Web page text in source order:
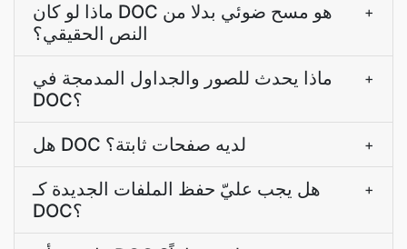
ماذا لو كان DOC هو مسح ضوئي بدلا من
النص الحقيقي؟
+
ماذا يحدث للصور والجداول المدمجة في
DOC؟
+
هل DOC لديه صفحات ثابتة؟ +
هل يجب عليّ حفظ الملفات الجديدة كـ
DOC؟
+